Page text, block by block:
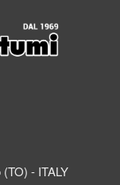
- ITALY